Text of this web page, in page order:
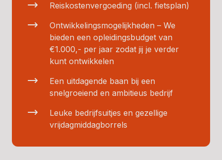
Reiskostenvergoeding (incl. fietsplan)
Ontwikkelingsmogelijkheden – We
bieden een opleidingsbudget van
€1.000,- per jaar zodat jij je verder
kunt ontwikkelen
Een uitdagende baan bij een
snelgroeiend en ambitieus bedrijf
Leuke bedrijfsuitjes en gezellige
vrijdagmiddagborrels